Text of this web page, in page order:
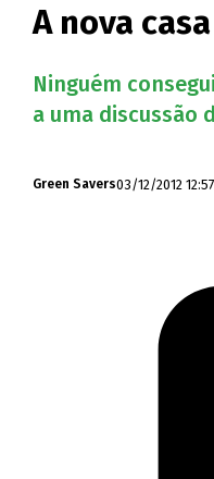
A nova
Ninguém
a uma discussão
Green Savers03/12/2012 12:57